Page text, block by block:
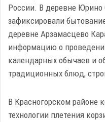
России. В деревне Юрино
зафиксировали
деревне Арзамасцево
информацию о
календарных обычаев и
традиционных блюд,
В Красногорском районе
технологии плетения